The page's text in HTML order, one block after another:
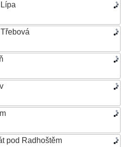
pod Radhoštěm